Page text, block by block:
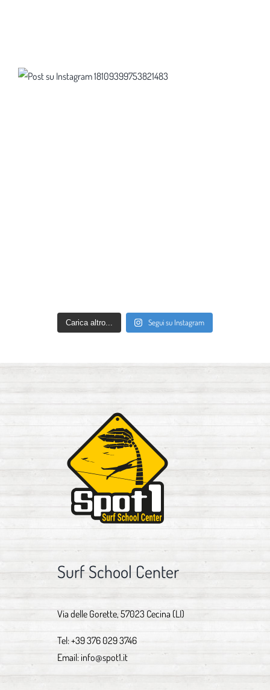
Carica altro... Segui su Instagram
Surf School Center
Via delle Gorette, 57023 Cecina (LI)
Tel:+39 376 029 3746
Email: info@spot1.it